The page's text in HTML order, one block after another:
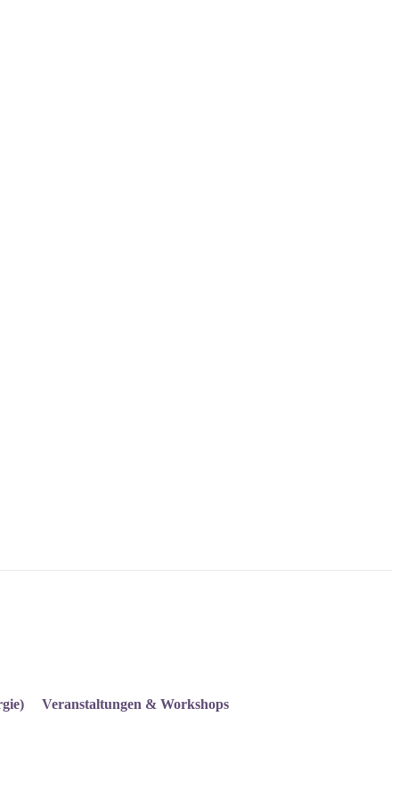
Veranstaltungen & Workshops